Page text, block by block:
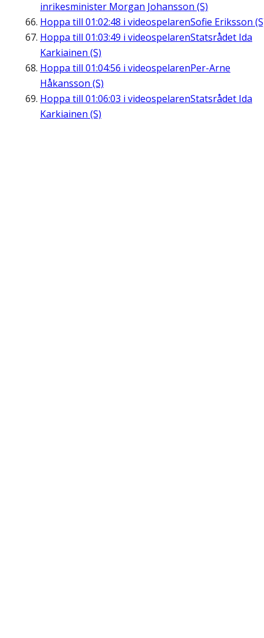
inrikesminister Morgan Johansson (S)
Hoppa till 01:02:48 i videospelarenSofie Eriksson
Hoppa till 01:03:49 i videospelarenStatsrådet Ida
Karkiainen (S)
Hoppa till 01:04:56 i videospelarenPer-Arne
Håkansson (S)
Hoppa till 01:06:03 i videospelarenStatsrådet Ida
Karkiainen (S)